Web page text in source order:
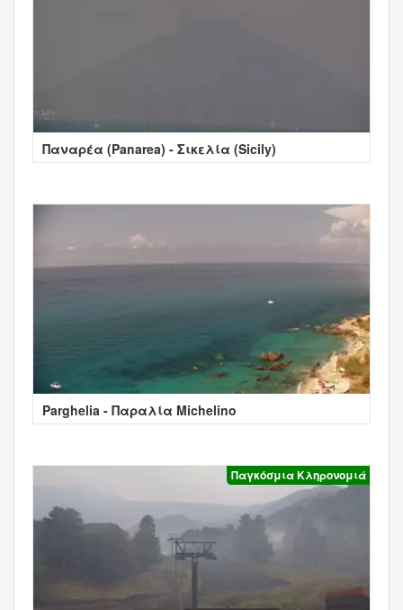
Παναρέα (Panarea) - Σικελία (Sicily)
Parghelia - Παραλία Michelino
Παγκόσμια Κληρονομιά